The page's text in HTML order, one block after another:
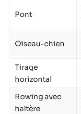
Pont
Oiseau-chien
Tirage
horizontal
Rowing avec
haltère